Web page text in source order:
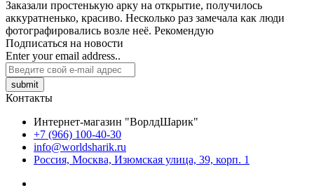
Заказали простенькую арку на открытие, получилось
аккуратненько, красиво. Несколько раз замечала как люди
фотографировались возле неё. Рекомендую
Подписаться на новости
Enter your email address..
submit
Контакты
Интернет-магазин "ВорлдШарик"
+7 (966) 100-40-30
info@worldsharik.ru
Россия, Москва, Изюмская улица, 39, корп. 1